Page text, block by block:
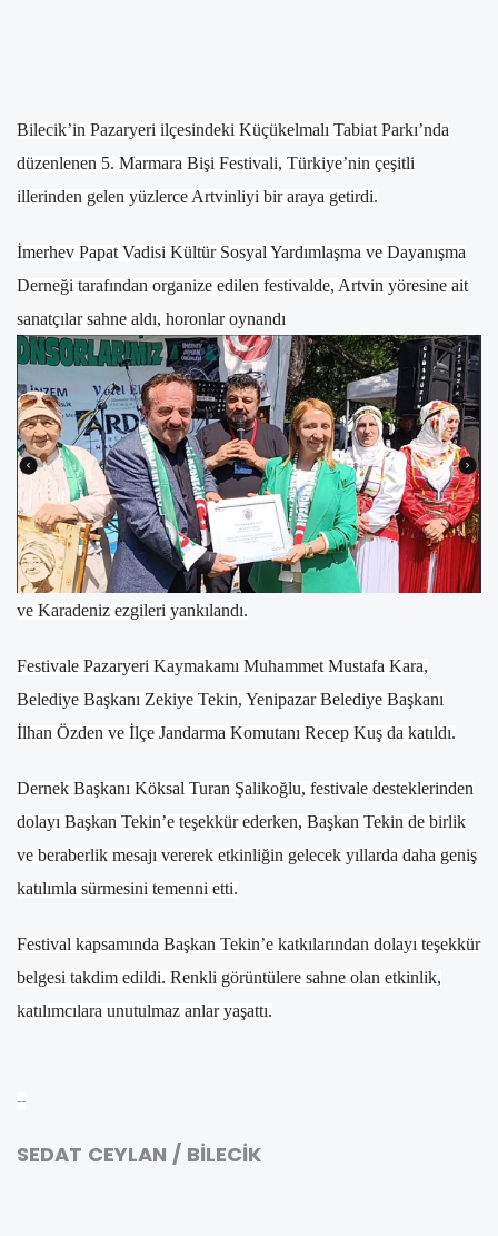
Bilecik’in Pazaryeri ilçesindeki Küçükelmalı Tabiat Parkı’nda
düzenlenen 5. Marmara Bişi Festivali, Türkiye’nin çeşitli
illerinden gelen yüzlerce Artvinliyi bir araya getirdi.
İmerhev Papat Vadisi Kültür Sosyal Yardımlaşma ve Dayanışma
Derneği tarafından organize edilen festivalde, Artvin yöresine ait
sanatçılar sahne aldı, horonlar oynandı
ve Karadeniz ezgileri yankılandı.
Festivale Pazaryeri Kaymakamı Muhammet Mustafa Kara,
Belediye Başkanı Zekiye Tekin, Yenipazar Belediye Başkanı
İlhan Özden ve İlçe Jandarma Komutanı Recep Kuş da katıldı.
Dernek Başkanı Köksal Turan Şalikoğlu, festivale desteklerinden
dolayı Başkan Tekin’e teşekkür ederken, Başkan Tekin de birlik
ve beraberlik mesajı vererek etkinliğin gelecek yıllarda daha geniş
katılımla sürmesini temenni etti.
Festival kapsamında Başkan Tekin’e katkılarından dolayı teşekkür
belgesi takdim edildi. Renkli görüntülere sahne olan etkinlik,
katılımcılara unutulmaz anlar yaşattı.
--
SEDAT CEYLAN / BİLECİK